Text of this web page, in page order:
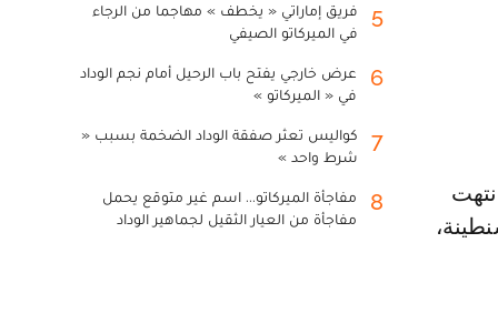
5
فريق إماراتي « يخطف » مهاجما من الرجاء
في الميركاتو الصيفي
6
عرض خارجي يفتح باب الرحيل أمام نجم الوداد
في « الميركاتو »
7
كواليس تعثر صفقة الوداد الضخمة بسبب «
شرط واحد »
8
مفاجأة الميركاتو... اسم غير متوقع يحمل
مفاجأة من العيار الثقيل لجماهير الوداد